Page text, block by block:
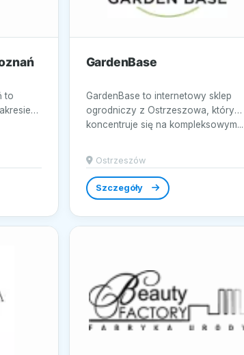
to
GardenBase
GardenBase to internetowy sklep
ogrodniczy z Ostrzeszowa, który
koncentruje się na kompleksowym...
Ostrzeszów
Szczegóły